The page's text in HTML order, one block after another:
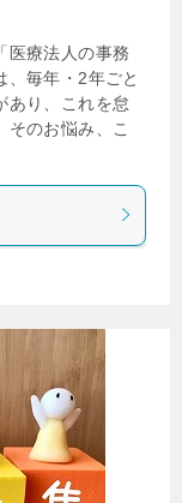
医療法人の事務
、毎年・2年ごと
あり、これを怠
そのお悩み、こ